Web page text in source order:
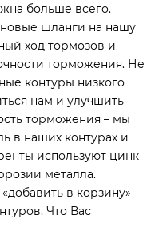
больше всего.
шланги на нашу
ход тормозов и
торможения. Не
контуры низкого
нам и улучшить
торможения – мы
в наших контурах и
используют цинк
металла.
в корзину»
Что Вас